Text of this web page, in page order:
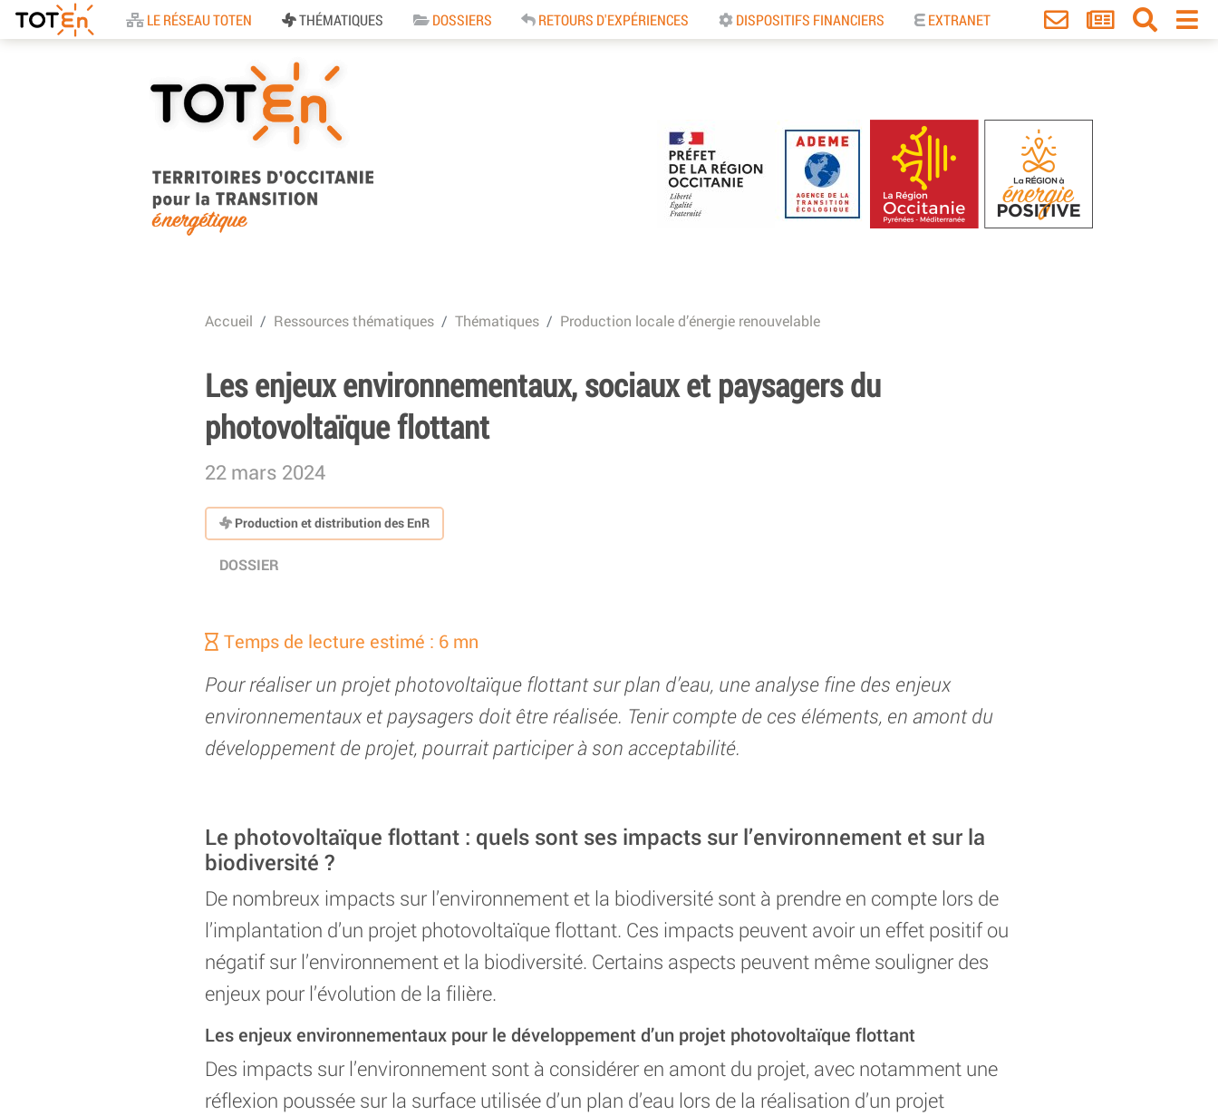
Accueil
LE RÉSEAU TOTEN THÉMATIQUES DOSSIERS RETOURS D'EXPÉRIENCES DISPOSITIFS FINANCIERS EXTRANET
pour la Transition
Energétique
Accueil Ressources thématiques Thématiques Production locale d’énergie renouvelable
Les enjeux environnementaux, sociaux et paysagers du
photovoltaïque flottant
22 mars 2024
Production et distribution des EnR
DOSSIER
Temps de lecture estimé : 6 mn
Pour réaliser un projet photovoltaïque flottant sur plan d’eau, une analyse fine des enjeux
environnementaux et paysagers doit être réalisée. Tenir compte de ces éléments, en amont du
développement de projet, pourrait participer à son acceptabilité.
Le photovoltaïque flottant : quels sont ses impacts sur l’environnement et sur la
biodiversité ?
De nombreux impacts sur l’environnement et la biodiversité sont à prendre en compte lors de
l’implantation d’un projet photovoltaïque flottant. Ces impacts peuvent avoir un effet positif ou
négatif sur l’environnement et la biodiversité. Certains aspects peuvent même souligner des
enjeux pour l’évolution de la filière.
Les enjeux environnementaux pour le développement d’un projet photovoltaïque flottant
Des impacts sur l’environnement sont à considérer en amont du projet, avec notamment une
réflexion poussée sur la surface utilisée d’un plan d’eau lors de la réalisation d’un projet